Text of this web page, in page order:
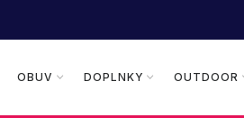
OBUV DOPLNKY OUTDOOR